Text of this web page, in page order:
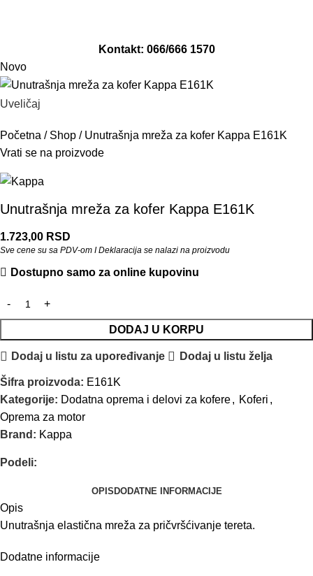
Kontakt: 066/666 1570
Novo
Uveličaj
Početna / Shop / Unutrašnja mreža za kofer Kappa E161K
Vrati se na proizvode
Unutrašnja mreža za kofer Kappa E161K
1.723,00 RSD
Sve cene su sa PDV-om I Deklaracija se nalazi na proizvodu
Dostupno samo za online kupovinu
DODAJ U KORPU
Dodaj u listu za upoređivanje Dodaj u listu želja
Šifra proizvoda: E161K
Kategorije: Dodatna oprema i delovi za kofere, Koferi ,
Oprema za motor
Brand: Kappa
Podeli:
OPIS DODATNE INFORMACIJE
Opis
Unutrašnja elastična mreža za pričvršćivanje tereta.
Dodatne informacije